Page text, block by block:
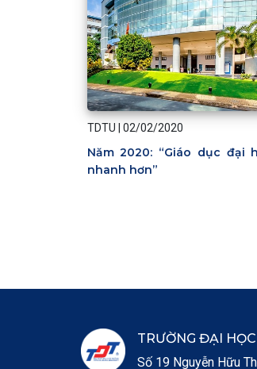
TDTU 02/02/2020
Năm 2020: “Giáo dục đại
nhanh hơn”
TRƯỜNG ĐẠI
Số 19 Nguyễn Hữu